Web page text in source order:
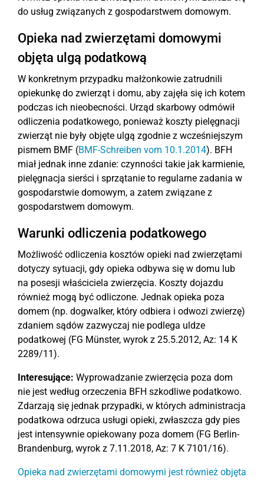
do usług związanych z gospodarstwem domowym.
Opieka nad zwierzętami domowymi
objęta ulgą podatkową
W konkretnym przypadku małżonkowie zatrudnili
opiekunkę do zwierząt i domu, aby zajęła się ich kotem
podczas ich nieobecności. Urząd skarbowy odmówił
odliczenia podatkowego, ponieważ koszty pielęgnacji
zwierząt nie były objęte ulgą zgodnie z wcześniejszym
pismem BMF (BMF-Schreiben vom 10.1.2014). BFH
miał jednak inne zdanie: czynności takie jak karmienie,
pielęgnacja sierści i sprzątanie to regularne zadania w
gospodarstwie domowym, a zatem związane z
gospodarstwem domowym.
Warunki odliczenia podatkowego
Możliwość odliczenia kosztów opieki nad zwierzętami
dotyczy sytuacji, gdy opieka odbywa się w domu lub
na posesji właściciela zwierzęcia. Koszty dojazdu
również mogą być odliczone. Jednak opieka poza
domem (np. dogwalker, który odbiera i odwozi zwierzę)
zdaniem sądów zazwyczaj nie podlega uldze
podatkowej (FG Münster, wyrok z 25.5.2012, Az: 14 K
2289/11).
Interesujące: Wyprowadzanie zwierzęcia poza dom
nie jest według orzeczenia BFH szkodliwe podatkowo.
Zdarzają się jednak przypadki, w których administracja
podatkowa odrzuca usługi opieki, zwłaszcza gdy pies
jest intensywnie opiekowany poza domem (FG Berlin-
Brandenburg, wyrok z 7.11.2018, Az: 7 K 7101/16).
Opieka nad zwierzętami domowymi jest również objęta